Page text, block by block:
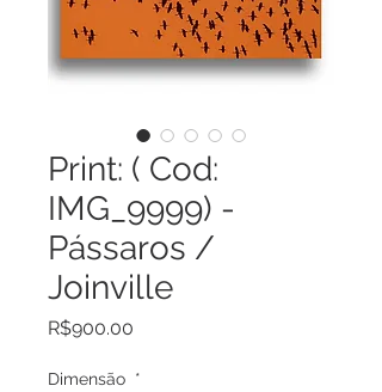
Print: ( Cod:
IMG_9999) -
Pássaros /
Joinville
R$900.00
Dimensão *